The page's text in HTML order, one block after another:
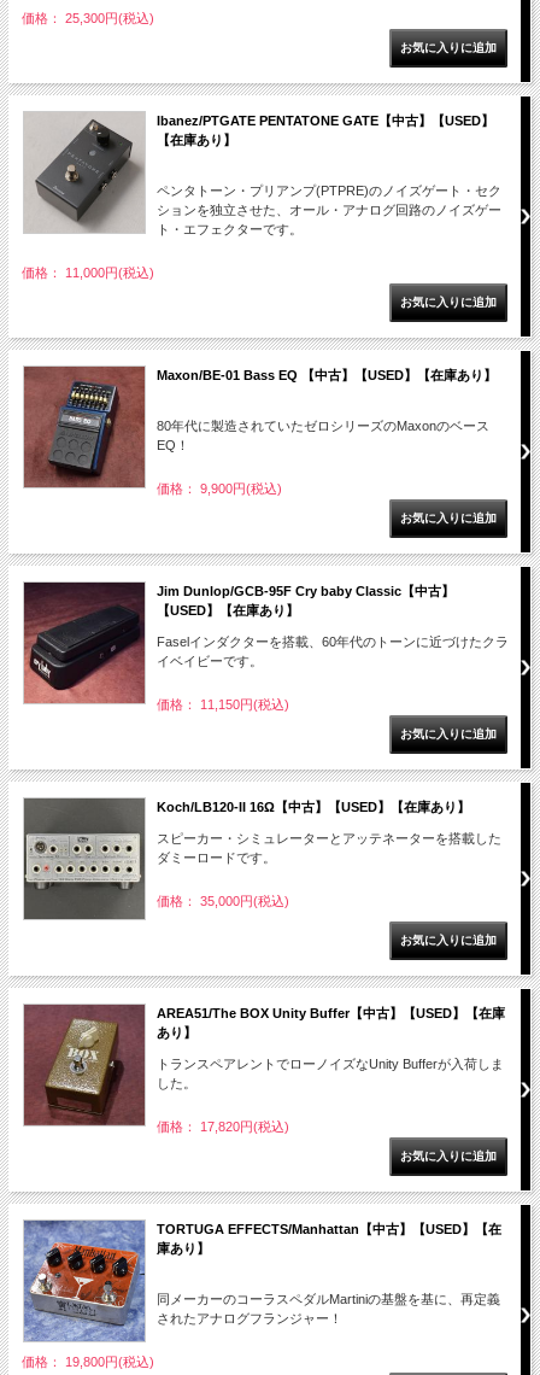
価格： 25,300円(税込)
Ibanez/PTGATE PENTATONE GATE【中古】【USED】
【在庫あり】
ペンタトーン・プリアンプ(PTPRE)のノイズゲート・セク
ションを独立させた、オール・アナログ回路のノイズゲー
ト・エフェクターです。
価格： 11,000円(税込)
Maxon/BE-01 Bass EQ 【中古】【USED】【在庫あり】
80年代に製造されていたゼロシリーズのMaxonのベース
EQ！
価格： 9,900円(税込)
Jim Dunlop/GCB-95F Cry baby Classic【中古】
【USED】【在庫あり】
Faselインダクターを搭載、60年代のトーンに近づけたクラ
イベイビーです。
価格： 11,150円(税込)
Koch/LB120-II 16Ω【中古】【USED】【在庫あり】
スピーカー・シミュレーターとアッテネーターを搭載した
ダミーロードです。
価格： 35,000円(税込)
AREA51/The BOX Unity Buffer【中古】【USED】【在庫
あり】
トランスペアレントでローノイズなUnity Bufferが入荷しま
した。
価格： 17,820円(税込)
TORTUGA EFFECTS/Manhattan【中古】【USED】【在
庫あり】
同メーカーのコーラスペダルMartiniの基盤を基に、再定義
されたアナログフランジャー！
価格： 19,800円(税込)